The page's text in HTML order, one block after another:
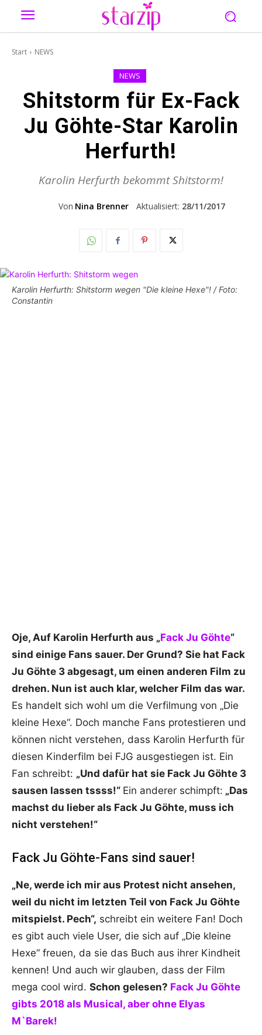
Start NEWS
NEWS
Shitstorm für Ex-Fack
Ju Göhte-Star Karolin
Herfurth!
Karolin Herfurth bekommt Shitstorm!
Von Nina Brenner Aktualisiert: 28/11/2017
Karolin Herfurth: Shitstorm wegen "Die kleine Hexe"! / Foto:
Constantin
Oje, Auf Karolin Herfurth aus „Fack Ju Göhte“
sind einige Fans sauer. Der Grund? Sie hat Fack
Ju Göhte 3 abgesagt, um einen anderen Film zu
drehen. Nun ist auch klar, welcher Film das war.
Es handelt sich wohl um die Verfilmung von „Die
kleine Hexe“. Doch manche Fans protestieren und
können nicht verstehen, dass Karolin Herfurth für
diesen Kinderfilm bei FJG ausgestiegen ist. Ein
Fan schreibt: „Und dafür hat sie Fack Ju Göhte 3
sausen lassen tssss!“ Ein anderer schimpft: „Das
machst du lieber als Fack Ju Göhte, muss ich
nicht verstehen!“
Fack Ju Göhte-Fans sind sauer!
„Ne, werde ich mir aus Protest nicht ansehen,
weil du nicht im letzten Teil von Fack Ju Göhte
mitspielst. Pech“, schreibt ein weitere Fan! Doch
es gibt auch viele User, die sich auf „Die kleine
Hexe“ freuen, da sie das Buch aus ihrer Kindheit
kennen! Und auch wir glauben, dass der Film
mega cool wird. Schon gelesen? Fack Ju Göhte
gibts 2018 als Musical, aber ohne Elyas
M`Barek!